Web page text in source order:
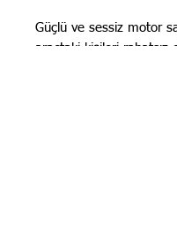
Güçlü ve sessiz motor
araçtaki kişileri rahatsız